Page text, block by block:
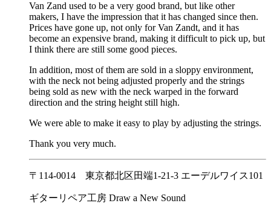
Van Zand used to be a very good brand, but like other
makers, I have the impression that it has changed since then.
Prices have gone up, not only for Van Zandt, and it has
become an expensive brand, making it difficult to pick up, but
I think there are still some good pieces.
In addition, most of them are sold in a sloppy environment,
with the neck not being adjusted properly and the strings
being sold as new with the neck warped in the forward
direction and the string height still high.
We were able to make it easy to play by adjusting the strings.
Thank you very much.
〒114-0014 東京都北区田端1-21-3 エーデルワイス101
ギターリペア工房 Draw a New Sound